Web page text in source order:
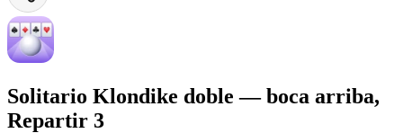
Solitario Klondike doble — boca arriba,
Repartir 3